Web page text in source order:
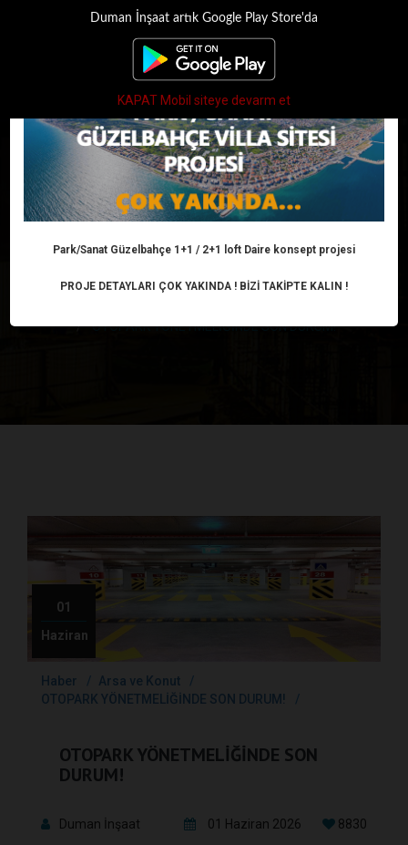
Duman İnşaat artık Google Play Store'da
KAPAT Mobil siteye devarm et
OTOPARK
YÖNETMELİĞİNDE
SON DURUM!
OTOPARK YÖNETMELİĞİNDE SON DURUM!
01
Haziran
Haber
Arsa ve Konut
OTOPARK YÖNETMELİĞİNDE SON DURUM!
OTOPARK YÖNETMELİĞİNDE SON
DURUM!
Duman İnşaat 01 Haziran 2026 8830
Park/Sanat Güzelbahçe 1+1 / 2+1 loft Daire konsept projesi
PROJE DETAYLARI ÇOK YAKINDA ! BİZİ TAKİPTE KALIN !